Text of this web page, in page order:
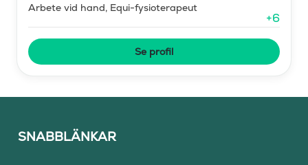
Arbete vid hand, Equi-fysioterapeut
+6
Se profil
SNABBLÄNKAR